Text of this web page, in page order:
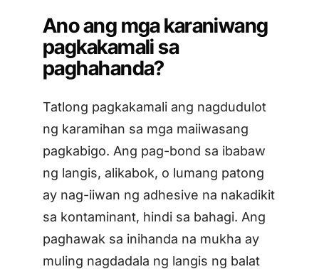
Ano ang mga karaniwang
pagkakamali sa
paghahanda?
Tatlong pagkakamali ang nagdudulot
ng karamihan sa mga maiiwasang
pagkabigo. Ang pag-bond sa ibabaw
ng langis, alikabok, o lumang patong
ay nag-iiwan ng adhesive na nakadikit
sa kontaminant, hindi sa bahagi. Ang
paghawak sa inihanda na mukha ay
muling nagdadala ng langis ng balat